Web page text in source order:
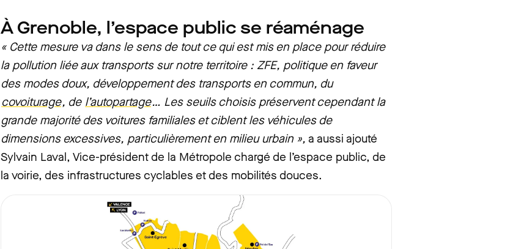
À Grenoble, l’espace public se réaménage
« Cette mesure va dans le sens de tout ce qui est mis en place pour réduire
la pollution liée aux transports sur notre territoire : ZFE, politique en faveur
des modes doux, développement des transports en commun, du
covoiturage, de l’autopartage… Les seuils choisis préservent cependant la
grande majorité des voitures familiales et ciblent les véhicules de
dimensions excessives, particulièrement en milieu urbain », a aussi ajouté
Sylvain Laval, Vice-président de la Métropole chargé de l’espace public, de
la voirie, des infrastructures cyclables et des mobilités douces.